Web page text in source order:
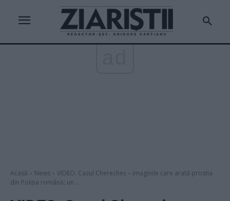
Acasă News
VIDEO. Cazul Cherecheș – imaginile care arată prostia
din Poliția română: un...